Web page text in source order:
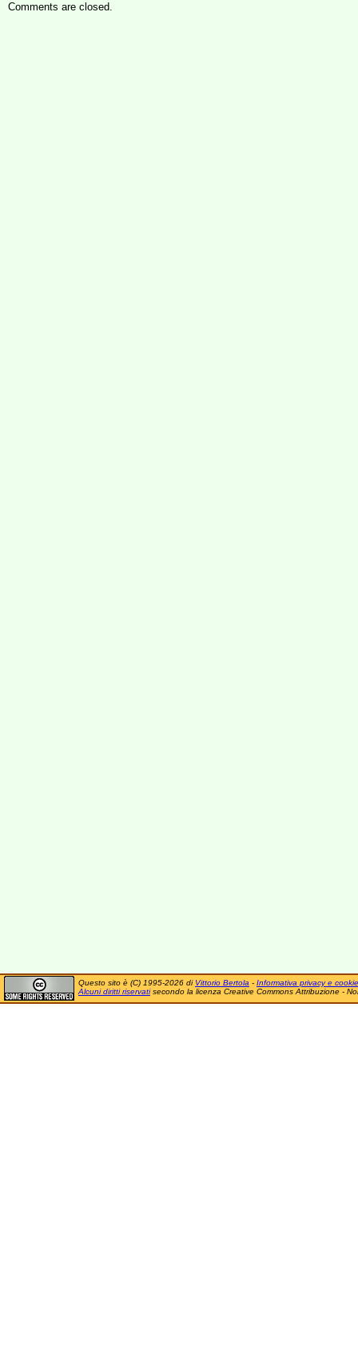
Comments are closed.
Questo sito è (C) 1995-2026 di Vittorio Bertola - Informativa privacy e cookie
Alcuni diritti riservatisecondo la licenza Creative Commons Attribuzione -